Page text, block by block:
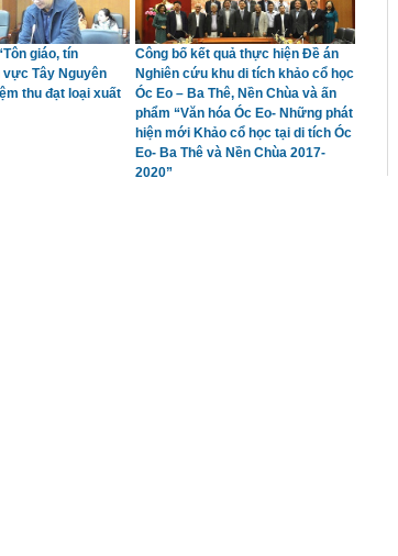
giáo, tín
Tây Nguyên
thu đạt loại xuất
Công bố kết quả thực hiện Đề án
Nghiên cứu khu di tích khảo cổ học
Óc Eo – Ba Thê, Nền Chùa và ấn
phẩm “Văn hóa Óc Eo- Những phát
hiện mới Khảo cổ học tại di tích Óc
Eo- Ba Thê và Nền Chùa 2017-
2020”